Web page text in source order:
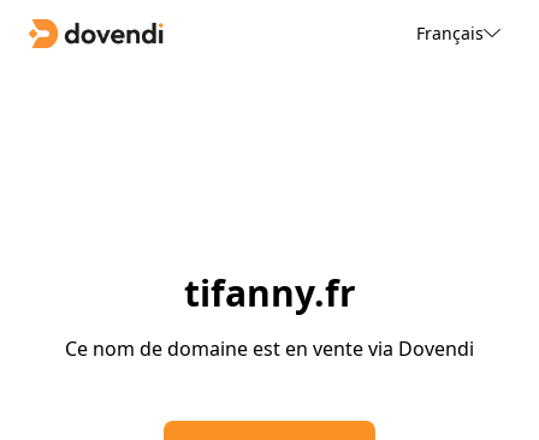
Français
tifanny.fr
Ce nom de domaine est en vente via Dovendi